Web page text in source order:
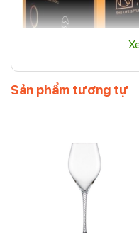
Bộ 2 Bát Vuông
Bộ 2 Bát Vuông
kế cổ điển với chức
Sản phẩm tương tự